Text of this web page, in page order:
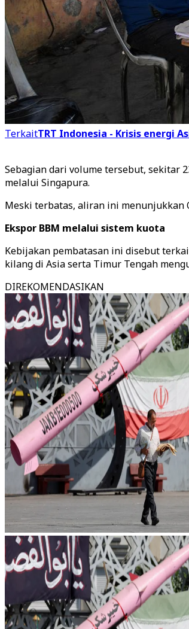
TerkaitTRT Indonesia - Krisis energi
Sebagian dari volume tersebut, sekitar
melalui Singapura.
Meski terbatas, aliran ini menunjukkan
Ekspor BBM melalui sistem kuota
Kebijakan pembatasan ini disebut
kilang di Asia serta Timur Tengah
DIREKOMENDASIKAN